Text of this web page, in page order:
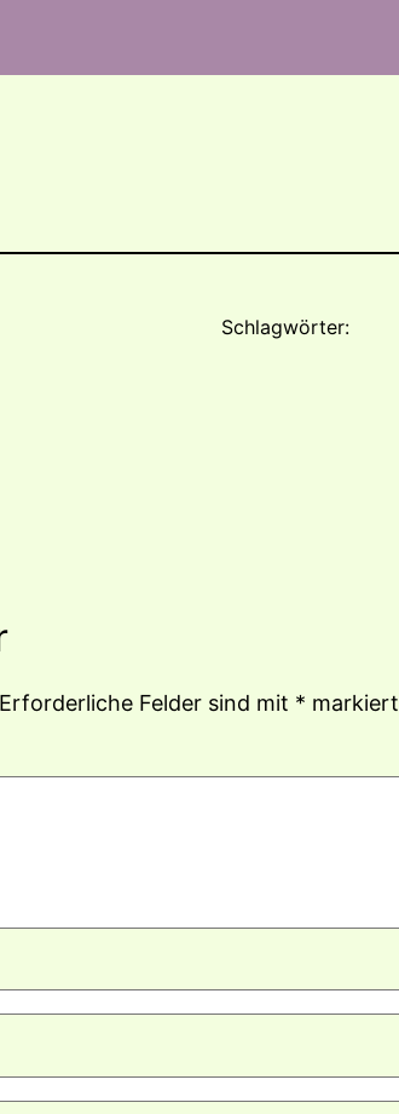
Schlagwörter:
Erforderliche Felder sind mit * markiert